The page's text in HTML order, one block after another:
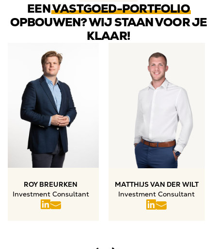
EENVASTGOED-PORTFOLIO
OPBOUWEN? WIJ STAAN VOOR JE
KLAAR!
ROY BREURKEN
Investment Consultant
MATTHIJS VAN DER WILT
Investment Consultant